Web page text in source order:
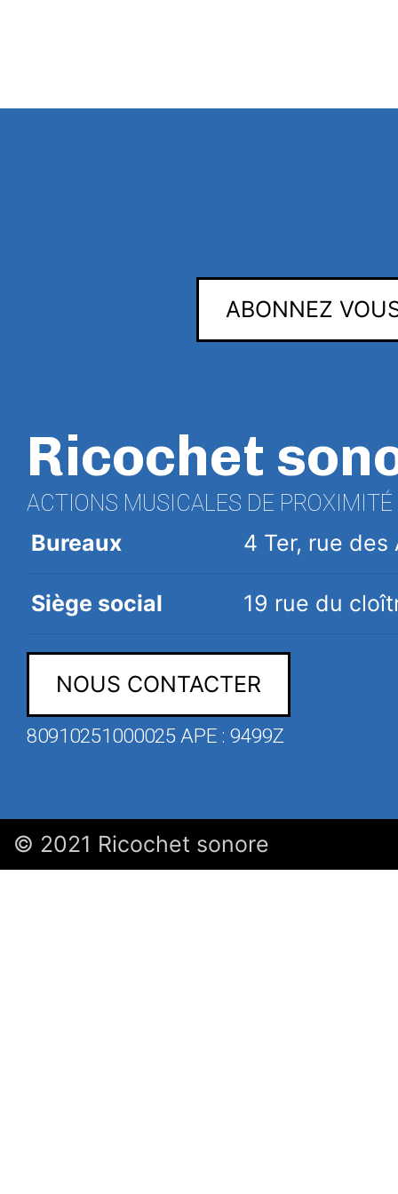
ABONNEZ
Ricochet
ACTIONS MUSICALES DE PROXIMITÉ
Bureaux 4 Ter, rue des
Siège social 19 rue du
NOUS CONTACTER
80910251000025 APE : 9499Z
© 2021 Ricochet sonore